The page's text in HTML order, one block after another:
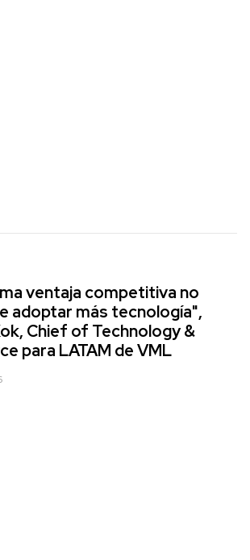
ventaja competitiva no
adoptar más tecnología",
Chief of Technology &
para LATAM de VML